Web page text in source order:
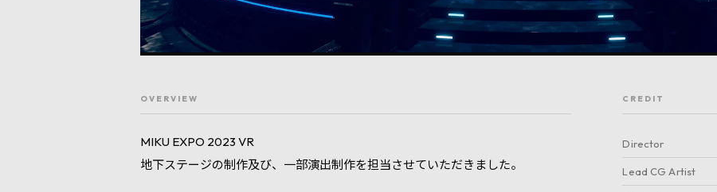
OVERVIEW
MIKU EXPO 2023 VR
地下ステージの制作及び、一部演出制作を担当させていただきました。
CREDIT
Director
Lead CG Artist